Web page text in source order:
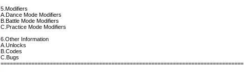
5.Modifiers
A.Dance Mode Modifiers
B.Battle Mode Modifiers
C.Practice Mode Modifiers
6.Other Information
A.Unlocks
B.Codes
C.Bugs
===============================================================================